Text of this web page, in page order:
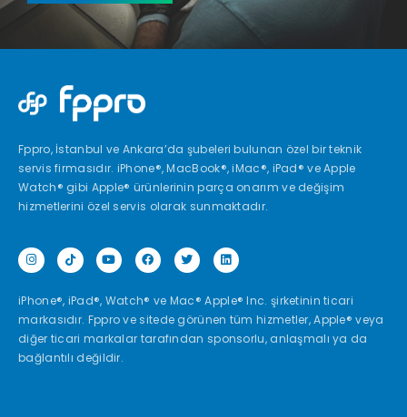
Fppro, İstanbul ve Ankara’da şubeleri bulunan özel bir teknik
servis firmasıdır. iPhone®, MacBook®, iMac®, iPad® ve Apple
Watch® gibi Apple® ürünlerinin parça onarım ve değişim
hizmetlerini özel servis olarak sunmaktadır.
iPhone®, iPad®, Watch® ve Mac® Apple® Inc. şirketinin ticari
markasıdır. Fppro ve sitede görünen tüm hizmetler, Apple® veya
diğer ticari markalar tarafından sponsorlu, anlaşmalı ya da
bağlantılı değildir.